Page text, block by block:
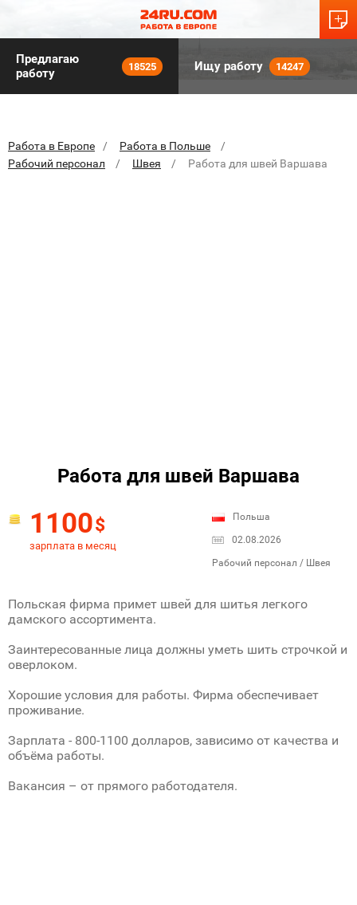
Предлагаю
работу
18525 Ищу работу 14247
Работа в Европе
Работа в Польше
Рабочий персонал
Швея Работа для швей Варшава
Работа для швей Варшава
1100$
зарплата в месяц
Польша
02.08.2026
Рабочий персонал / Швея
Польская фирма примет швей для шитья легкого
дамского ассортимента.
Заинтересованные лица должны уметь шить строчкой и
оверлоком.
Хорошие условия для работы. Фирма обеспечивает
проживание.
Зарплата - 800-1100 долларов, зависимо от качества и
объёма работы.
Вакансия – от прямого работодателя.